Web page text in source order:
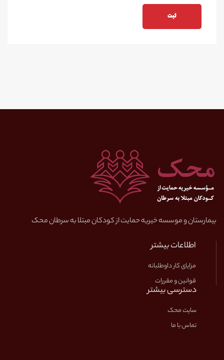
بیمارستان و موسسه خیریه حمایت از کودکان مبتلا به سرطان محک
اطلاعات بیشتر
مزایای کار داوطلبانه
قوانین و مقررات
دسترسی بیشتر
سایت محک
تماس با ما